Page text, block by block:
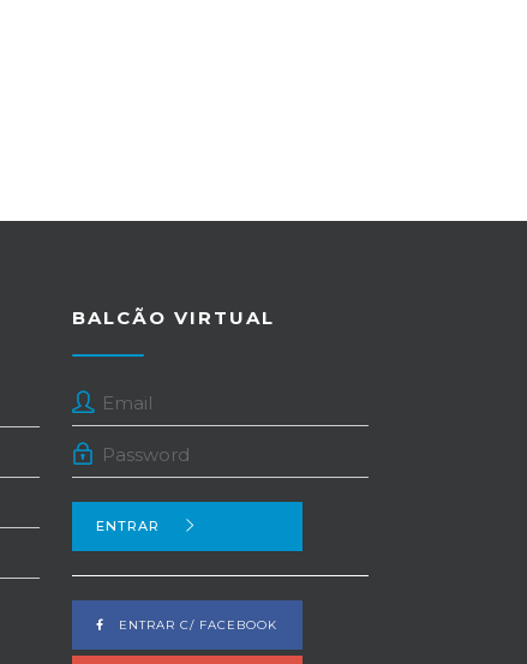
BALCÃO VIRTUAL
ENTRAR
ENTRAR C/ FACEBOOK